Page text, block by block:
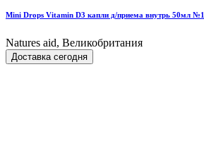
Mini Drops Vitamin D3 капли д/приема внутрь 50мл №1
Natures aid, Великобритания
Доставка сегодня